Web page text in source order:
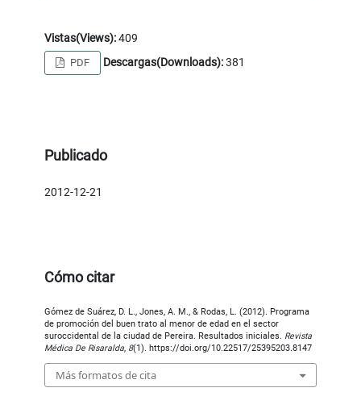
Vistas(Views):409
PDF Descargas(Downloads):381
Publicado
2012-12-21
Cómo citar
Gómez de Suárez, D. L., Jones, A. M., & Rodas, L. (2012). Programa
de promoción del buen trato al menor de edad en el sector
suroccidental de la ciudad de Pereira. Resultados iniciales. Revista
Médica De Risaralda, 8(1). https://doi.org/10.22517/25395203.8147
Más formatos de cita